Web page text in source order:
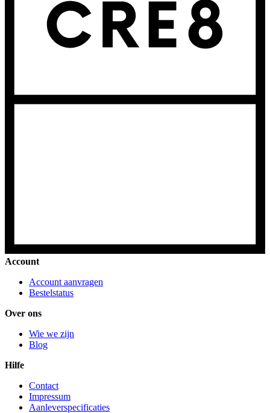
Account
Account aanvragen
Bestelstatus
Over ons
Wie we zijn
Blog
Hilfe
Contact
Impressum
Aanleverspecificaties